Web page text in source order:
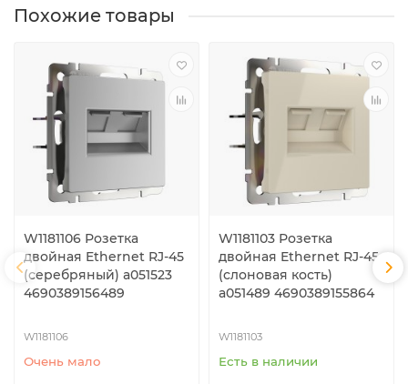
Похожие товары
W1181106 Розетка
двойная Ethernet RJ-45
(серебряный) a051523
4690389156489
W1181106
Очень мало
W1181103 Розетка
двойная Ethernet RJ-45
(слоновая кость)
a051489 4690389155864
W1181103
Есть в наличии